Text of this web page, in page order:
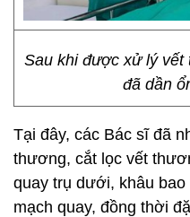
Sau khi được xử lý vết
đã dần
Tại đây, các Bác sĩ đã
thương, cắt lọc vết
quay trụ dưới, khâu
mạch quay, đồng thời